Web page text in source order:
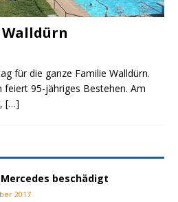
Walldürn
für die ganze Familie Walldürn.
feiert 95-jähriges Bestehen. Am
[…]
beschädigt
2017